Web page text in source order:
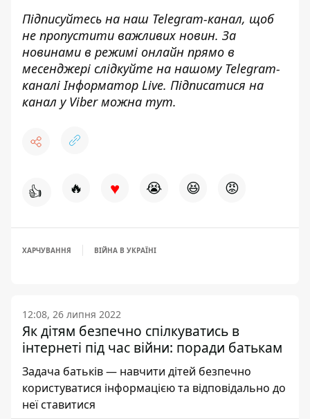
Підписуйтесь на наш Telegram-канал, щоб
не пропустити важливих новин. За
новинами в режимі онлайн прямо в
месенджері слідкуйте на нашому Telegram-
каналіІнформатор Live. Підписатися на
канал у Viber можна тут.
👍 🔥 ♥ 😭 😆 😡
ХАРЧУВАННЯ ВІЙНА В УКРАЇНІ
12:08, 26 липня 2022
Як дітям безпечно спілкуватись в
інтернеті під час війни: поради батькам
Задача батьків — навчити дітей безпечно
користуватися інформацією та відповідально до
неї ставитися